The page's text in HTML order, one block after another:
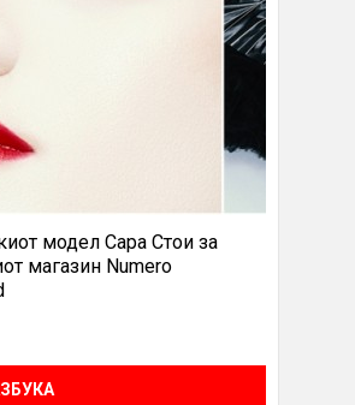
модел Сара Стои за
магазин Numero